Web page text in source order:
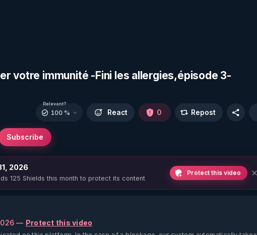
votre immunité -Fini les allergies,épisode 3-
Subscribe
Relevant?
100 % React 0 Repost
2026
125 Shields this month to protect its content
Protect this video
— Protect this video